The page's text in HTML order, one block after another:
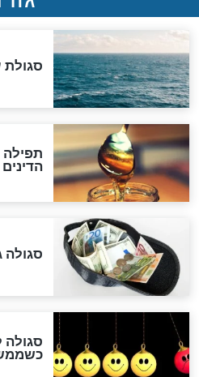
"מודה
לכל המאמרים
אחרית
האם אפשר